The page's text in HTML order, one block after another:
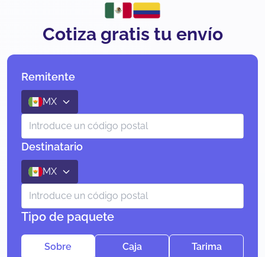
Cotiza gratis tu envío
Remitente
MX
Destinatario
MX
Tipo de paquete
Sobre Caja Tarima